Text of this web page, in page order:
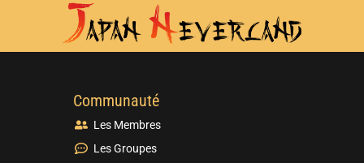
Communauté
Les Membres
Les Groupes